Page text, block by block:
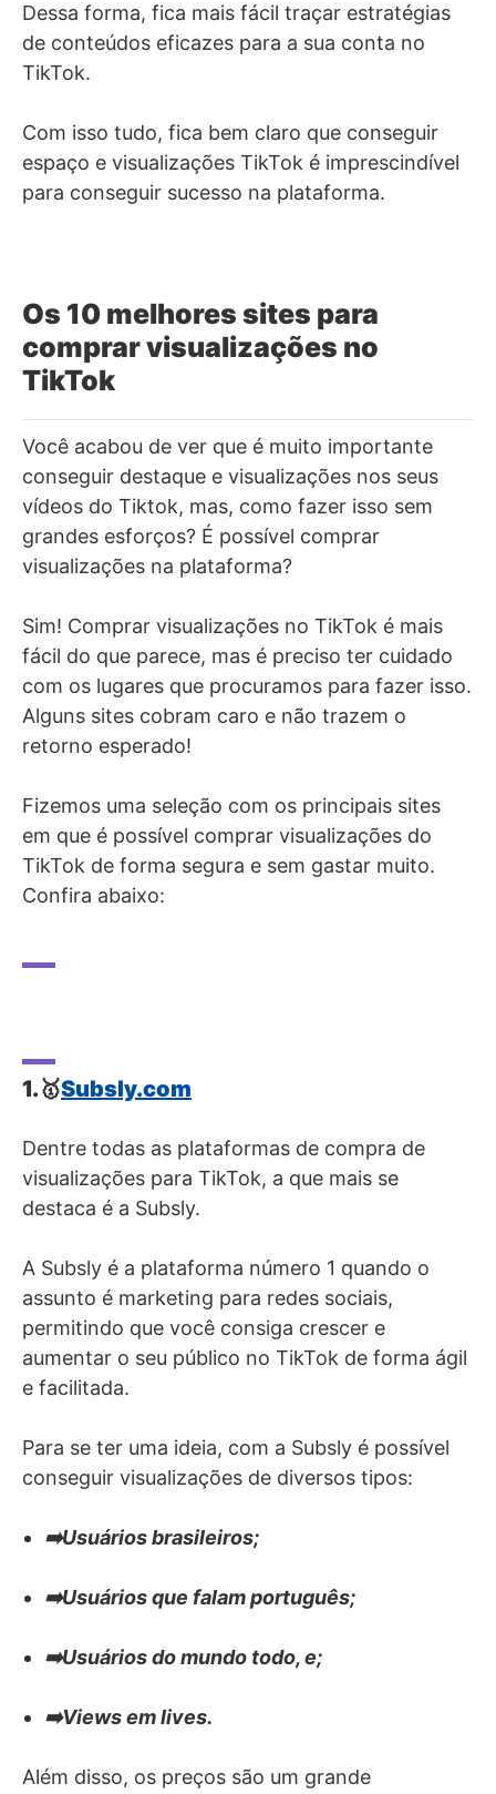
Dessa forma, fica mais fácil traçar estratégias
de conteúdos eficazes para a sua conta no
TikTok.
Com isso tudo, fica bem claro que conseguir
espaço e visualizações TikTok é imprescindível
para conseguir sucesso na plataforma.
Os 10 melhores sites para
comprar visualizações no
TikTok
Você acabou de ver que é muito importante
conseguir destaque e visualizações nos seus
vídeos do Tiktok, mas, como fazer isso sem
grandes esforços? É possível comprar
visualizações na plataforma?
Sim! Comprar visualizações no TikTok é mais
fácil do que parece, mas é preciso ter cuidado
com os lugares que procuramos para fazer isso.
Alguns sites cobram caro e não trazem o
retorno esperado!
Fizemos uma seleção com os principais sites
em que é possível comprar visualizações do
TikTok de forma segura e sem gastar muito.
Confira abaixo:
1.🥇Subsly.com
Dentre todas as plataformas de compra de
visualizações para TikTok, a que mais se
destaca é a Subsly.
A Subsly é a plataforma número 1 quando o
assunto é marketing para redes sociais,
permitindo que você consiga crescer e
aumentar o seu público no TikTok de forma ágil
e facilitada.
Para se ter uma ideia, com a Subsly é possível
conseguir visualizações de diversos tipos:
➡️Usuários brasileiros;
➡️Usuários que falam português;
➡️Usuários do mundo todo, e;
➡️Views em lives.
Além disso, os preços são um grande